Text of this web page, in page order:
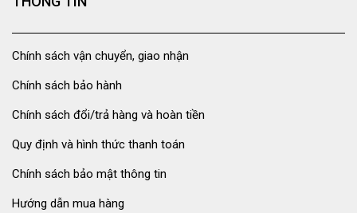
Chính sách vận chuyển, giao nhận
Chính sách bảo hành
Chính sách đổi/trả hàng và hoàn tiền
Quy định và hình thức thanh toán
Chính sách bảo mật thông tin
Hướng dẫn mua hàng